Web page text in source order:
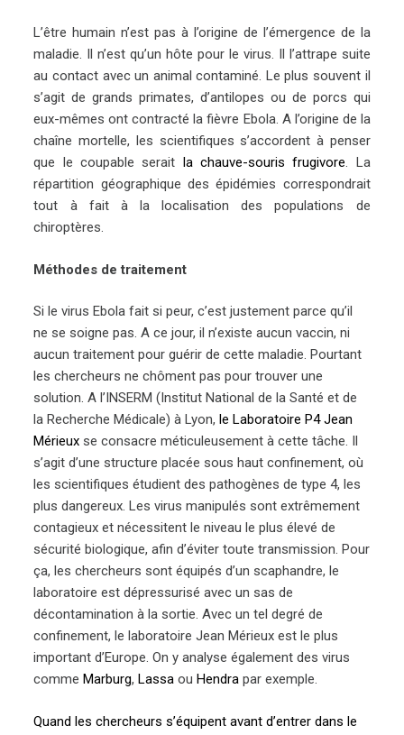
L’être humain n’est pas à l’origine de l’émergence de la
maladie. Il n’est qu’un hôte pour le virus. Il l’attrape suite
au contact avec un animal contaminé. Le plus souvent il
s’agit de grands primates, d’antilopes ou de porcs qui
eux-mêmes ont contracté la fièvre Ebola. A l’origine de la
chaîne mortelle, les scientifiques s’accordent à penser
que le coupable serait
la chauve-souris frugivore. La
répartition géographique des épidémies correspondrait
tout à fait à la localisation des populations de
chiroptères.
Méthodes de traitement
Si le virus Ebola fait si peur, c’est justement parce qu’il
ne se soigne pas. A ce jour, il n’existe aucun vaccin, ni
aucun traitement pour guérir de cette maladie. Pourtant
les chercheurs ne chôment pas pour trouver une
solution. A l’INSERM (Institut National de la Santé et de
la Recherche Médicale) à Lyon, le Laboratoire P4 Jean
Mérieux se consacre méticuleusement à cette tâche. Il
s’agit d’une structure placée sous haut confinement, où
les scientifiques étudient des pathogènes de type 4, les
plus dangereux. Les virus manipulés sont extrêmement
contagieux et nécessitent le niveau le plus élevé de
sécurité biologique, afin d’éviter toute transmission. Pour
ça, les chercheurs sont équipés d’un scaphandre, le
laboratoire est dépressurisé avec un sas de
décontamination à la sortie. Avec un tel degré de
confinement, le laboratoire Jean Mérieux est le plus
important d’Europe. On y analyse également des virus
comme Marburg, Lassa ou Hendra par exemple.
Quand les chercheurs s’équipent avant d’entrer dans le